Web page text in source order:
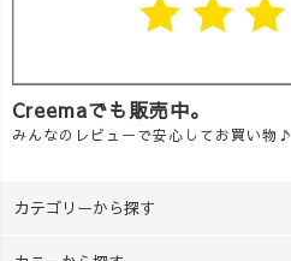
Creemaでも販売中。
みんなのレビューで安心してお買い物♪
カテゴリーから探す